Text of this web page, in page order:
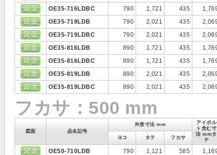
OE35-716LDBC
790 1,721 435
OE35-719LDB
790 2,021 435
OE35-719LDBC
790 2,021 435
OE35-816LDB
890 1,721 435
OE35-816LDBC
890 1,721 435
OE35-819LDB
890 2,021 435
OE35-819LDBC
890 2,021 435
フカサ：500 mm
図面 品名記号
外形寸法 mm
アイボル
ト含む寸
法 mmタ
テ
ヨコ タテ フカサ
OE50-710LDB 790 1,121 585